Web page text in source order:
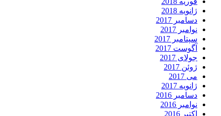
ژانویه 2018
دسامبر 2017
نوامبر 2017
سپتامبر 2017
آگوست 2017
جولای 2017
ژوئن 2017
می 2017
ژانویه 2017
دسامبر 2016
نوامبر 2016
اکتبر 2016